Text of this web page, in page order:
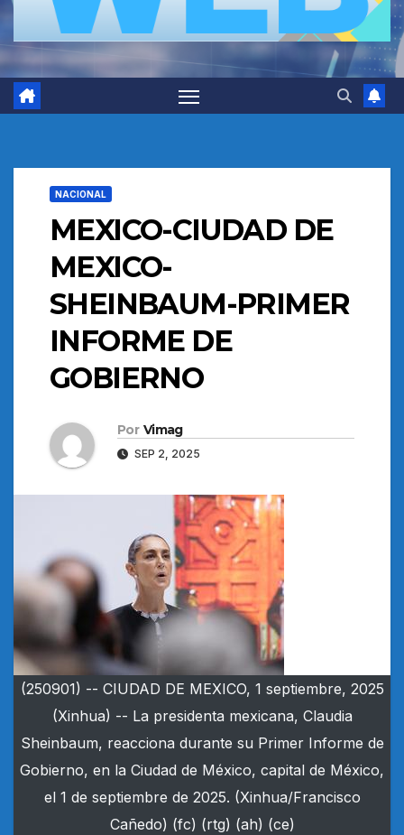
NACIONAL
MEXICO-CIUDAD DE
MEXICO-
SHEINBAUM-PRIMER
INFORME DE
GOBIERNO
Por Vimag
SEP 2, 2025
(250901) -- CIUDAD DE MEXICO, 1 septiembre, 2025
(Xinhua) -- La presidenta mexicana, Claudia
Sheinbaum, reacciona durante su Primer Informe de
Gobierno, en la Ciudad de México, capital de México,
el 1 de septiembre de 2025. (Xinhua/Francisco
Cañedo) (fc) (rtg) (ah) (ce)